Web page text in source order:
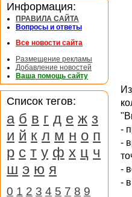
-
-
-
-
Информация:
ПРАВИЛА САЙТА
Вопросы и ответы
Все новости сайта
Размещение рекламы
Добавление новостей
Ваша помощь сайту
Список тегов:
а б в г д е ж з
и й к л м н о п
р с т у ф х ц ч
ш э ю я
0 1 2 3 4 5 7 8 9